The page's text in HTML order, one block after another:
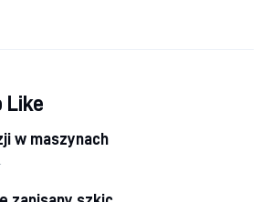
Like
w maszynach